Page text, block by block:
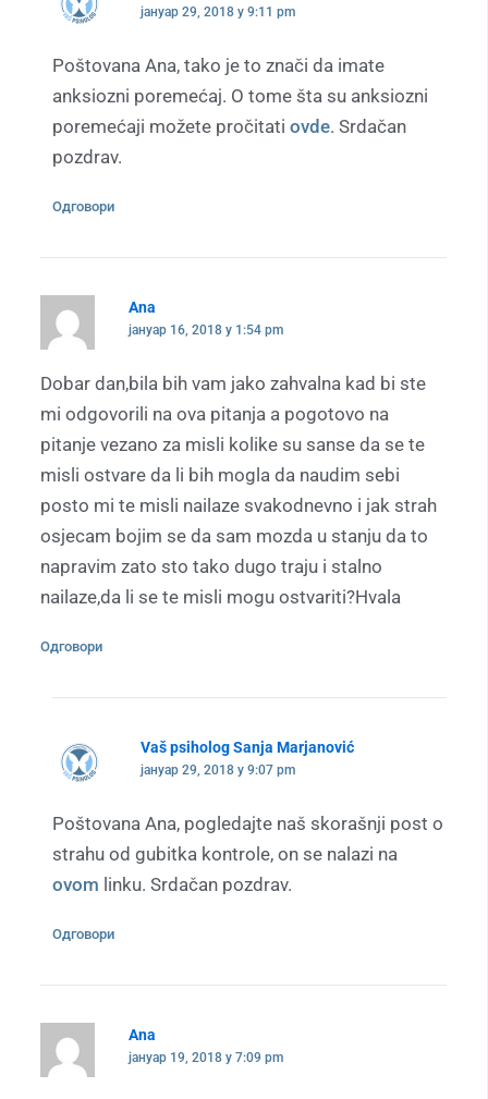
јануар 29, 2018 у 9:11 pm
Poštovana Ana, tako je to znači da imate
anksiozni poremećaj. O tome šta su anksiozni
poremećaji možete pročitatiovde. Srdačan
pozdrav.
Одговори
Ana
јануар 16, 2018 у 1:54 pm
Dobar dan,bila bih vam jako zahvalna kad bi ste
mi odgovorili na ova pitanja a pogotovo na
pitanje vezano za misli kolike su sanse da se te
misli ostvare da li bih mogla da naudim sebi
posto mi te misli nailaze svakodnevno i jak strah
osjecam bojim se da sam mozda u stanju da to
napravim zato sto tako dugo traju i stalno
nailaze,da li se te misli mogu ostvariti?Hvala
Одговори
Vaš psiholog Sanja Marjanović
јануар 29, 2018 у 9:07 pm
Poštovana Ana, pogledajte naš skorašnji post o
strahu od gubitka kontrole, on se nalazi na
ovom linku. Srdačan pozdrav.
Одговори
Ana
јануар 19, 2018 у 7:09 pm